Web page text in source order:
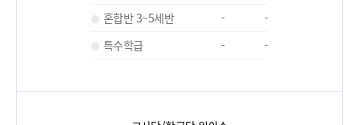
혼합반 3~5세반
-
-
특수학급
- -